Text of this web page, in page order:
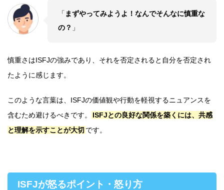
「 まずやってみようよ！なんでそんなに慎重な
の？ 」
慎重さはISFJの強みであり、それを否定されると自分を否定され
たように感じます。
このような言葉は、ISFJの価値観や行動を軽視するニュアンスを
含むため避けるべきです。
ISFJとの良好な関係を築くには、共感
と理解を示すことが大切 です。
ISFJが怒るポイント・怒り方